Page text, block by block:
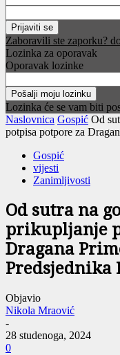
Zaboravili ste zaporku?
Lozinka za oporavak
Oporavak lozinke
Lozinka će se vam biti
Naslovnica Gospić Od
potpisa potpore za
Gospić
vijesti
Zanimljivosti
Od sutra na
prikupljanje
Dragana
Predsjednika
Objavio
Nikola Mraović
-
28 studenoga, 2024
0